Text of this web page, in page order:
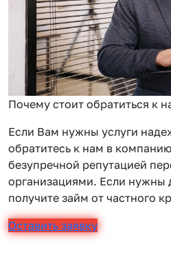
Почему стоит обратиться к
Если Вам нужны услуги
обратитесь к нам в
безупречной репутацией
организациями. Если нужны
получите займ от частного
Оставить заявку